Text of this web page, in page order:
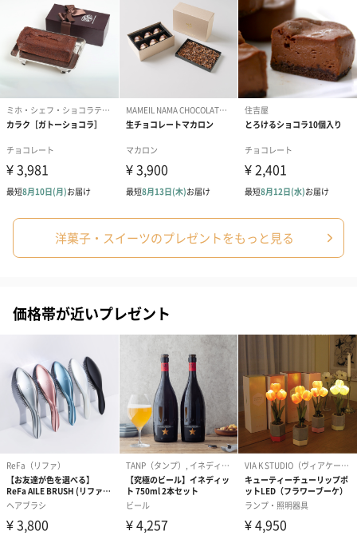
ぬいぐるみ
愛らしいぬいぐるみを同梱してお届けします。
誕生日・記念日・出産祝いなどのシーンにおすすめです。
フラワーテディベア
（2,390円）
（1,760円）
テディベア（
ル）（1,760円
紅茶・コーヒー・スイーツ
紅茶・コーヒー・スイーツを同梱してお届けいたします。ギフト
への＋αにおすすめです。
アールグレイ（HAPPY
BIRTHDAY TO YOU）
アールグレイティー
フルーツティ
洋菓子・スイーツのプレゼントをもっと見る
価格帯が近いプレゼント